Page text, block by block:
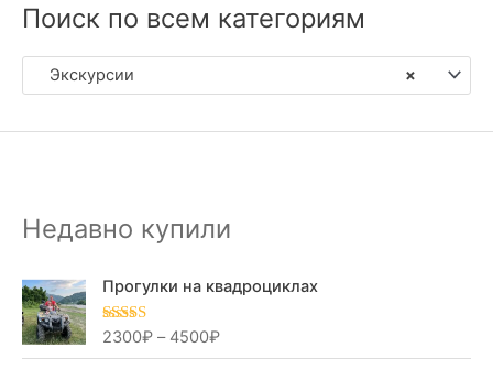
Поиск по всем категориям
×
Экскурсии
Недавно купили
Прогулки на квадроциклах
Оценка
2300₽– 4500₽